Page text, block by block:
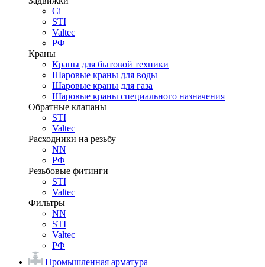
Ci
STI
Valtec
РФ
Краны
Краны для бытовой техники
Шаровые краны для воды
Шаровые краны для газа
Шаровые краны специального назначения
Обратные клапаны
STI
Valtec
Расходники на резьбу
NN
РФ
Резьбовые фитинги
STI
Valtec
Фильтры
NN
STI
Valtec
РФ
Промышленная арматура